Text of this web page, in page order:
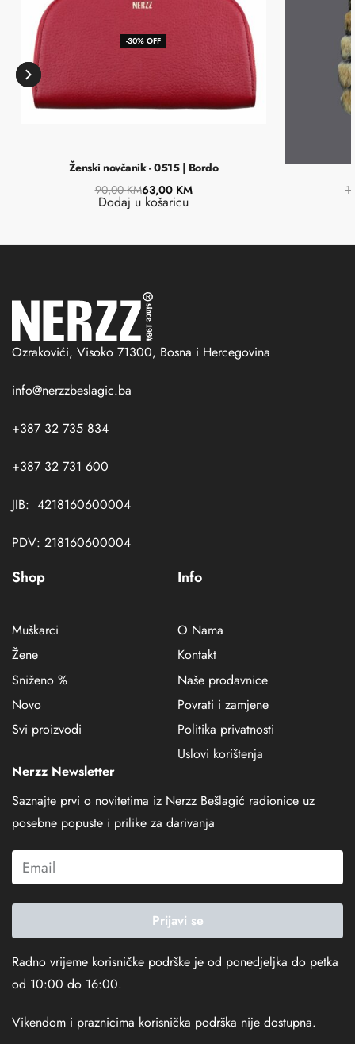
-30% OFF
Ženski novčanik - 0515 | Bordo
90,00KM63,00 KM
Dodaj u košaricu
Ozrakovići, Visoko 71300, Bosna i Hercegovina
info@nerzzbeslagic.ba
+387 32 735 834
+387 32 731 600
JIB: 4218160600004
PDV: 218160600004
Shop
Muškarci
Žene
Sniženo %
Novo
Svi proizvodi
Info
O Nama
Kontakt
Naše prodavnice
Povrati i zamjene
Politika privatnosti
Uslovi korištenja
Nerzz Newsletter
Saznajte prvi o novitetima iz Nerzz Bešlagić radionice uz
posebne popuste i prilike za darivanja
Prijavi se
Radno vrijeme korisničke podrške je od ponedjeljka do petka
od 10:00 do 16:00.
Vikendom i praznicima korisnička podrška nije dostupna.